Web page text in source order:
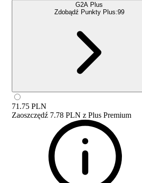
G2A Plus
Zdobądź Punkty Plus:99
71.75 PLN
Zaoszczędź 7.78 PLN z Plus Premium